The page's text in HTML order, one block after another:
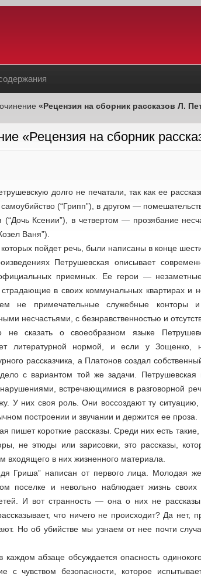
«Рецензия на сборник рассказов Л.
«Рецензия на сборник
долго не печатали, так как ее
(“Грипп”), в другом —
(“Дочь Ксении”), в четвертом — прозябание
Ваня”).
пойдет речь, были написаны в конце
Петрушевская описывает
приемных. Ее герои —
страдающие в своих коммунальных квартирах и
не примечательные служебные конторы
несчастьями, с безнравственностью и
не сказать о своеобразном языке
литературной нормой, и если у Зощенко,
рассказчика, а Платонов создал
с вариантом той же задачи. Петрушевская
встречающимися в разговорной
У них своя роль. Они воссоздают ту
построении и звучании и держится ее проза.
пишет короткие рассказы. Среди них есть
не этюды или зарисовки, это рассказы,
входящего в них жизненного материала.
Гриша” написан от первого лица. Молодая
поселке и невольно наблюдает жизнь
И вот странность — она о них не
что ничего не происходит? Да
Но об убийстве мы узнаем от нее почти
каждом абзаце обсуждается опасность
с чувством безопасности, которое